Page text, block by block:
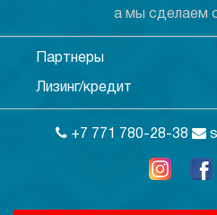
а мы сделаем
Партнеры
Лизинг/кредит
+7 771 780-28-38